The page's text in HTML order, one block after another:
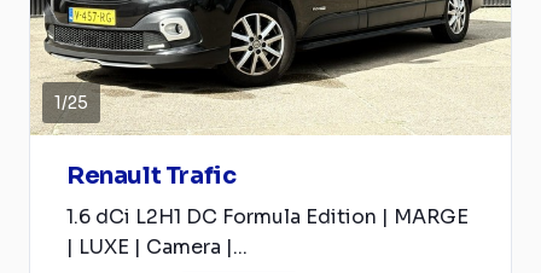
1/25
Renault Trafic
1.6 dCi L2H1 DC Formula Edition | MARGE
| LUXE | Camera |...